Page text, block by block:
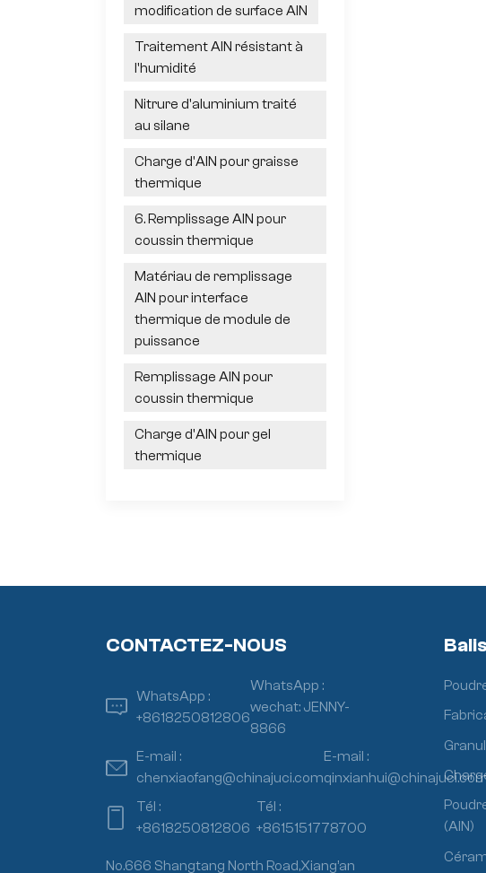
modification de surface AlN
Traitement AlN résistant à
l'humidité
Nitrure d'aluminium traité
au silane
Charge d'AlN pour graisse
thermique
6. Remplissage AlN pour
coussin thermique
Matériau de remplissage
AlN pour interface
thermique de module de
puissance
Remplissage AlN pour
coussin thermique
Charge d'AlN pour gel
thermique
CONTACTEZ-NOUS
WhatsApp :
+8618250812806
WhatsApp :
wechat: JENNY-
8866
E-mail :
chenxiaofang@chinajuci.com
E-mail :
Tél :
+8618250812806
Tél :
+8615151778700
No.666 Shangtang North Road,Xiang’an
(AlN)